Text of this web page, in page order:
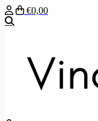
€0,00